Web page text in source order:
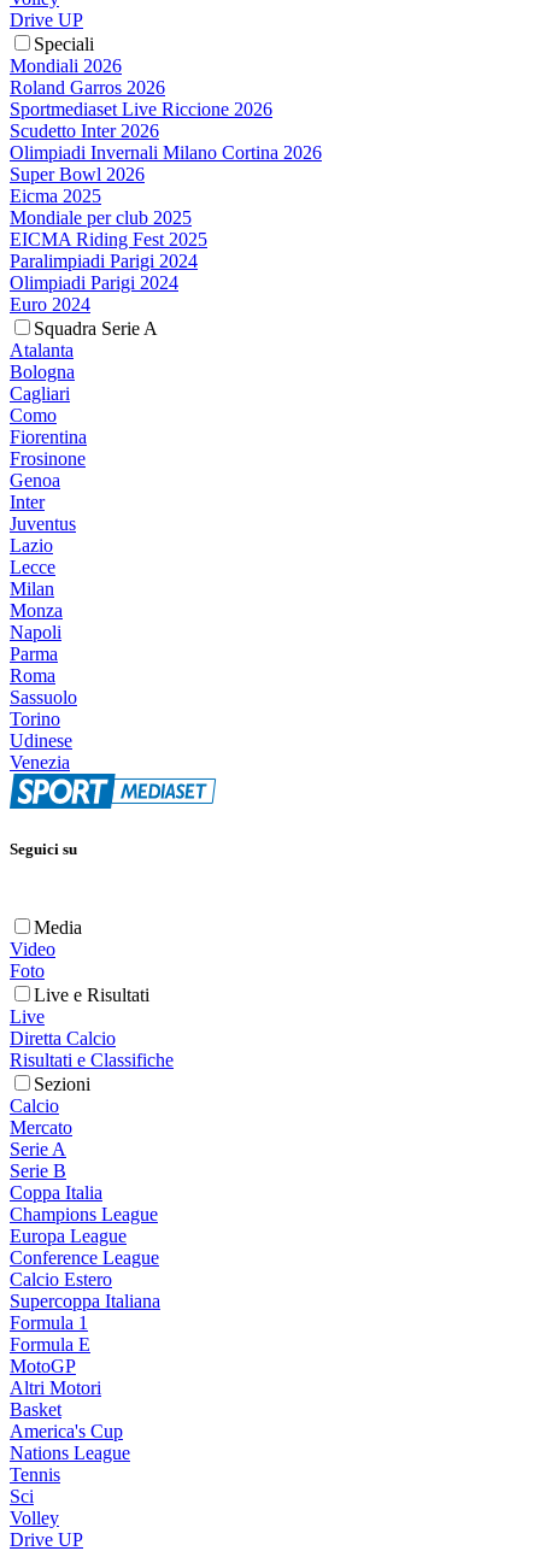
Drive UP
Speciali
Mondiali 2026
Roland Garros 2026
Sportmediaset Live Riccione 2026
Scudetto Inter 2026
Olimpiadi Invernali Milano Cortina 2026
Super Bowl 2026
Eicma 2025
Mondiale per club 2025
EICMA Riding Fest 2025
Paralimpiadi Parigi 2024
Olimpiadi Parigi 2024
Euro 2024
Squadra Serie A
Atalanta
Bologna
Cagliari
Como
Fiorentina
Frosinone
Genoa
Inter
Juventus
Lazio
Lecce
Milan
Monza
Napoli
Parma
Roma
Sassuolo
Torino
Udinese
Venezia
Seguici su
Media
Video
Foto
Live e Risultati
Live
Diretta Calcio
Risultati e Classifiche
Sezioni
Calcio
Mercato
Serie A
Serie B
Coppa Italia
Champions League
Europa League
Conference League
Calcio Estero
Supercoppa Italiana
Formula 1
Formula E
MotoGP
Altri Motori
Basket
America's Cup
Nations League
Tennis
Sci
Volley
Drive UP